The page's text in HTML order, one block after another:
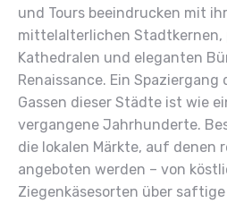
und Tours beeindrucken mit
mittelalterlichen Stadtkernen,
Kathedralen und eleganten
Renaissance. Ein
Gassen dieser Städte ist wie
vergangene Jahrhunderte.
die lokalen Märkte, auf denen
angeboten werden – von
Ziegenkäsesorten über